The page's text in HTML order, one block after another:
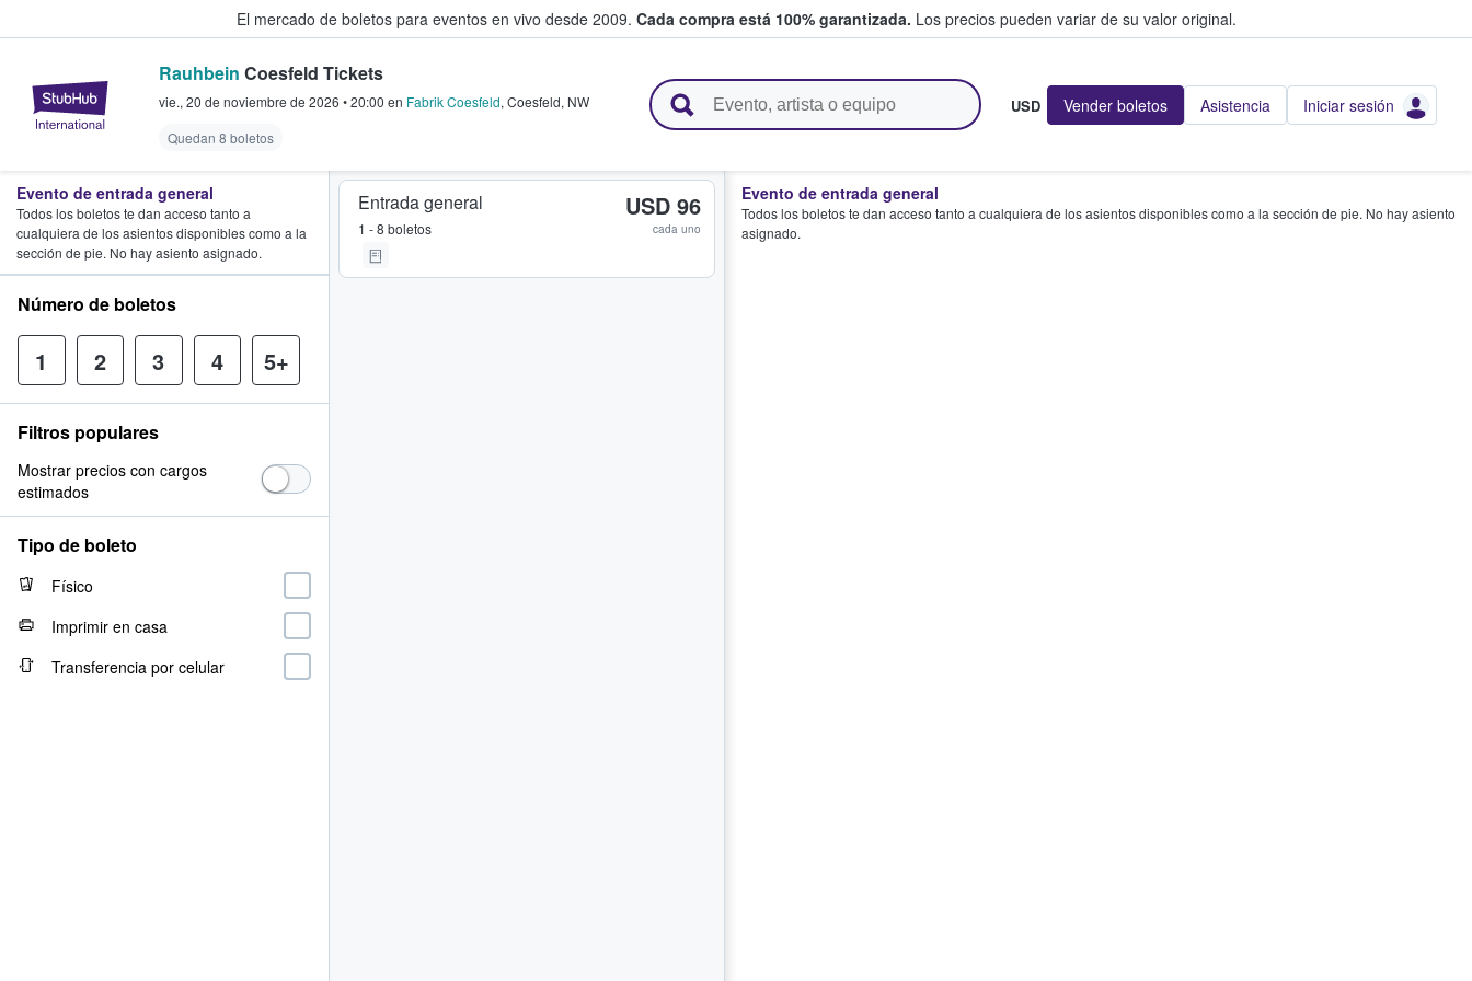
El mercado de boletos para eventos en vivo desde 2009. Cada compra está 100% garantizada. Los precios pueden variar de su valor original.
StubHub: donde los fans compran y venden boletos
Rauhbein Coesfeld Tickets
vie., 20 de noviembre de 2026 •20:00 en Fabrik Coesfeld, Coesfeld, NW
Quedan 8 boletos
USD Vender boletos Asistencia Iniciar sesión
Entrada general
1 - 8 boletos
USD 96
cada uno
Evento de entrada general
Todos los boletos te dan acceso tanto a cualquiera de los asientos disponibles como a la sección de pie. No hay asiento
asignado.
Evento de entrada general
Todos los boletos te dan acceso tanto a
cualquiera de los asientos disponibles como a la
sección de pie. No hay asiento asignado.
Número de boletos
1 2 3 4 5+
Filtros populares
Mostrar precios con cargos
estimados
Tipo de boleto
Físico
Imprimir en casa
Transferencia por celular